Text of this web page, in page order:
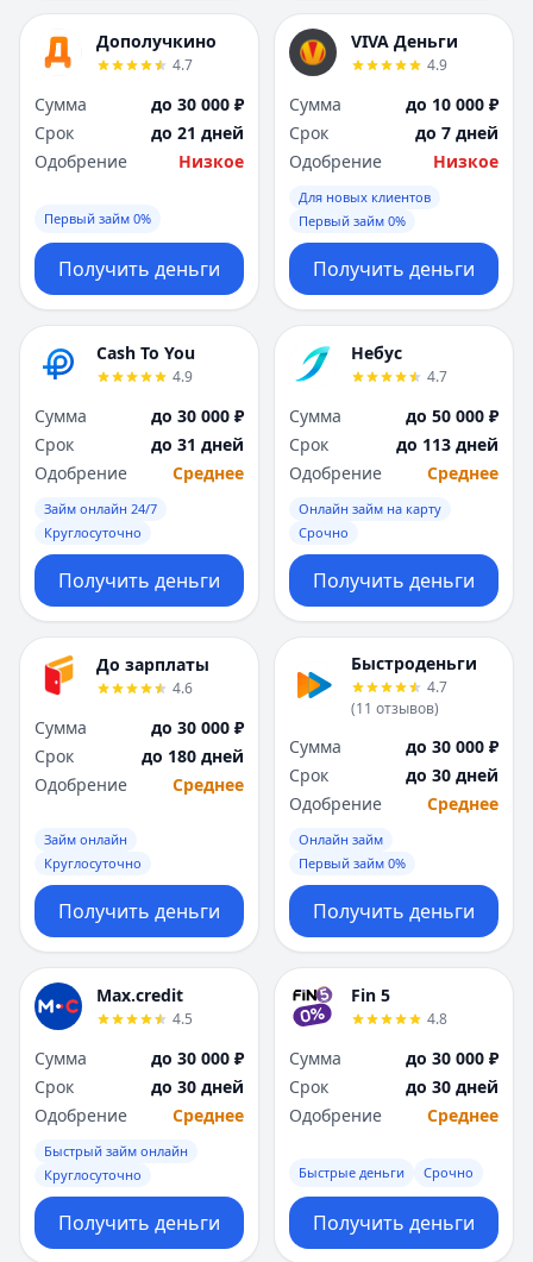
Дополучкино
4.7
Сумма
до 30 000 ₽
Срок
до 21 дней
Одобрение
Низкое
Первый займ 0%
Получить деньги
VIVA Деньги
4.9
Сумма
до 10 000 ₽
Срок
до 7 дней
Одобрение
Низкое
Для новых клиентов
Первый займ 0%
Получить деньги
Cash To You
4.9
Сумма
до 30 000 ₽
Срок
до 31 дней
Одобрение
Среднее
Займ онлайн 24/7
Круглосуточно
Получить деньги
Небус
4.7
Сумма
до 50 000 ₽
Срок
до 113 дней
Одобрение
Среднее
Онлайн займ на карту
Срочно
Получить деньги
До зарплаты
4.6
Сумма
до 30 000 ₽
Срок
до 180 дней
Одобрение
Среднее
Займ онлайн
Круглосуточно
Получить деньги
Быстроденьги
4.7
(11 отзывов)
Сумма
до 30 000 ₽
Срок
до 30 дней
Одобрение
Среднее
Онлайн займ
Первый займ 0%
Получить деньги
Max.credit
4.5
Сумма
до 30 000 ₽
Срок
до 30 дней
Одобрение
Среднее
Быстрый займ онлайн
Круглосуточно
Получить деньги
Fin 5
4.8
Сумма
до 30 000 ₽
Срок
до 30 дней
Одобрение
Среднее
Быстрые деньги Срочно
Получить деньги